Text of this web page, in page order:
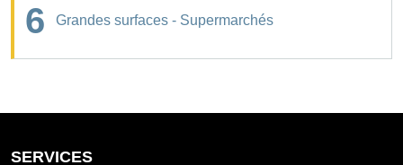
6 Grandes surfaces - Supermarchés
SERVICES